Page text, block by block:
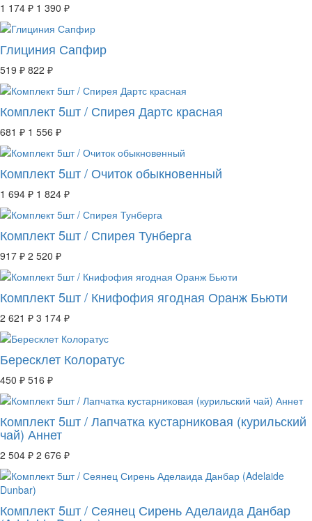
1 174 ₽ 1 390 ₽
Глициния Сапфир
519 ₽ 822 ₽
Комплект 5шт / Спирея Дартс красная
681 ₽ 1 556 ₽
Комплект 5шт / Очиток обыкновенный
1 694 ₽ 1 824 ₽
Комплект 5шт / Спирея Тунберга
917 ₽ 2 520 ₽
Комплект 5шт / Книфофия ягодная Оранж Бьюти
2 621 ₽ 3 174 ₽
Бересклет Колоратус
450 ₽ 516 ₽
Комплект 5шт / Лапчатка кустарниковая (курильский
чай) Аннет
2 504 ₽ 2 676 ₽
Комплект 5шт / Сеянец Сирень Аделаида Данбар